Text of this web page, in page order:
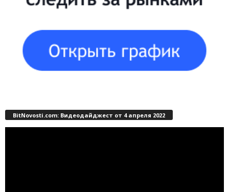
BitNovosti.com: Видеодайджест от 4 апреля 2022